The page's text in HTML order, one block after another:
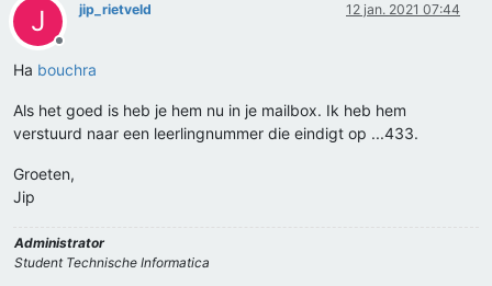
J
Offline
jip_rietveld 12 jan. 2021 07:44
Ha bouchra
Als het goed is heb je hem nu in je mailbox. Ik heb hem
verstuurd naar een leerlingnummer die eindigt op ...433.
Groeten,
Jip
Administrator
Student Technische Informatica